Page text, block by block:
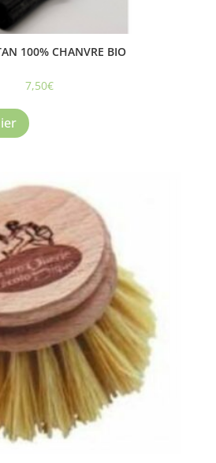
100% CHANVRE BIO
7,50€